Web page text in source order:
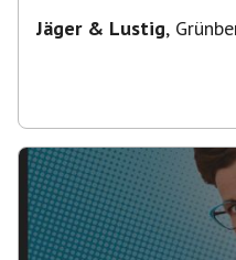
Jäger & Lustig,